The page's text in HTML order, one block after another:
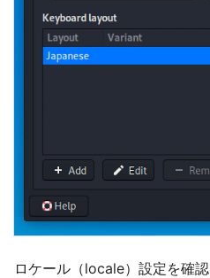
ロケール（locale）設定を確